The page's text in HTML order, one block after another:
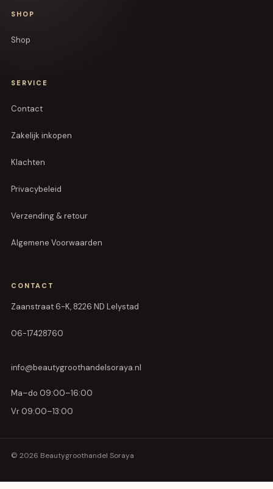
SHOP
Shop
SERVICE
Contact
Zakelijk inkopen
Klachten
Privacybeleid
Verzending & retour
Algemene Voorwaarden
CONTACT
Zaanstraat 6-K, 8226 ND Lelystad
06-17428760
info@beautygroothandelsoraya.nl
Ma–do 09:00–16:00
Vr 09:00–13:00
© 2026 Beautygroothandel Soraya